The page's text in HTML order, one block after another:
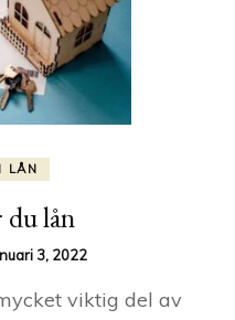
LÅN
du lån
3, 2022
viktig del av